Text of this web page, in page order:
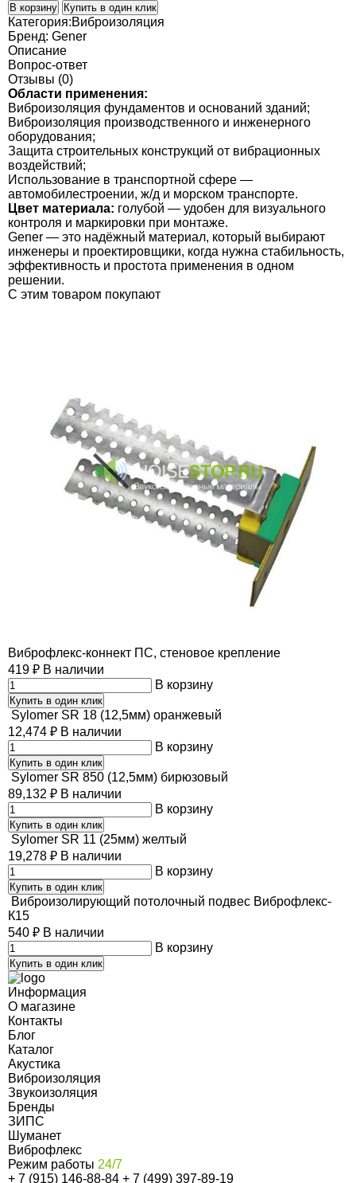
В корзину Купить в один клик
Категория:Виброизоляция
Бренд: Gener
Описание
Вопрос-ответ
Отзывы (0)
Области применения:
Виброизоляция фундаментов и оснований зданий;
Виброизоляция производственного и инженерного
оборудования;
Защита строительных конструкций от вибрационных
воздействий;
Использование в транспортной сфере —
автомобилестроении, ж/д и морском транспорте.
Цвет материала: голубой — удобен для визуального
контроля и маркировки при монтаже.
Gener — это надёжный материал, который выбирают
инженеры и проектировщики, когда нужна стабильность,
эффективность и простота применения в одном
решении.
C этим товаром покупают
Виброфлекс-коннект ПС, стеновое крепление
419 ₽ В наличии
В корзину
Купить в один клик
Sylomer SR 18 (12,5мм) оранжевый
12,474 ₽ В наличии
В корзину
Купить в один клик
Sylomer SR 850 (12,5мм) бирюзовый
89,132 ₽ В наличии
В корзину
Купить в один клик
Sylomer SR 11 (25мм) желтый
19,278 ₽ В наличии
В корзину
Купить в один клик
Виброизолирующий потолочный подвес Виброфлекс-
К15
540 ₽ В наличии
В корзину
Купить в один клик
Информация
О магазине
Контакты
Блог
Каталог
Акустика
Виброизоляция
Звукоизоляция
Бренды
ЗИПС
Шуманет
Виброфлекс
Режим работы 24/7
+ 7 (915) 146-88-84 + 7 (499) 397-89-19